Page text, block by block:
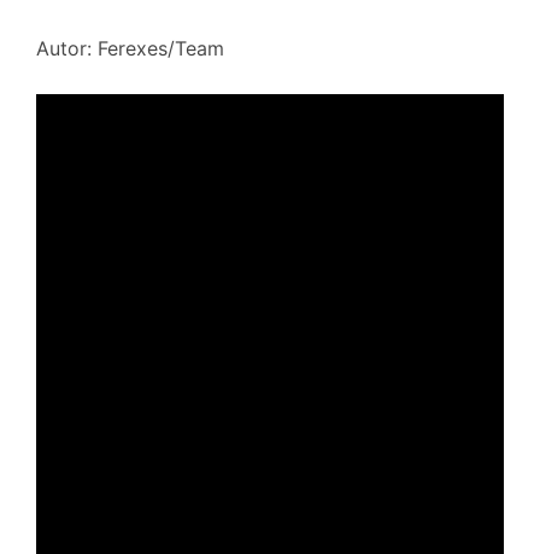
Autor: Ferexes/Team